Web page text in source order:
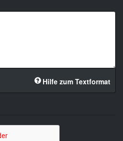
Hilfe zum Textformat